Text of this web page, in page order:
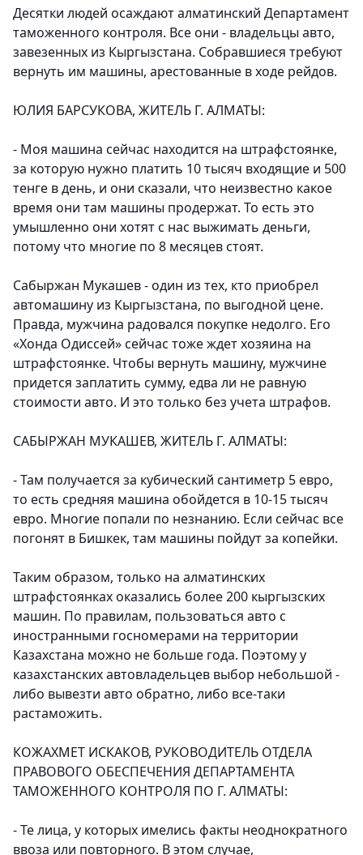
Десятки людей осаждают алматинский Департамент
таможенного контроля. Все они - владельцы авто,
завезенных из Кыргызстана. Собравшиеся требуют
вернуть им машины, арестованные в ходе рейдов.
ЮЛИЯ БАРСУКОВА, ЖИТЕЛЬ Г. АЛМАТЫ:
- Моя машина сейчас находится на штрафстоянке,
за которую нужно платить 10 тысяч входящие и 500
тенге в день, и они сказали, что неизвестно какое
время они там машины продержат. То есть это
умышленно они хотят с нас выжимать деньги,
потому что многие по 8 месяцев стоят.
Сабыржан Мукашев - один из тех, кто приобрел
автомашину из Кыргызстана, по выгодной цене.
Правда, мужчина радовался покупке недолго. Его
«Хонда Одиссей» сейчас тоже ждет хозяина на
штрафстоянке. Чтобы вернуть машину, мужчине
придется заплатить сумму, едва ли не равную
стоимости авто. И это только без учета штрафов.
САБЫРЖАН МУКАШЕВ, ЖИТЕЛЬ Г. АЛМАТЫ:
- Там получается за кубический сантиметр 5 евро,
то есть средняя машина обойдется в 10-15 тысяч
евро. Многие попали по незнанию. Если сейчас все
погонят в Бишкек, там машины пойдут за копейки.
Таким образом, только на алматинских
штрафстоянках оказались более 200 кыргызских
машин. По правилам, пользоваться авто с
иностранными госномерами на территории
Казахстана можно не больше года. Поэтому у
казахстанских автовладельцев выбор небольшой -
либо вывезти авто обратно, либо все-таки
растаможить.
КОЖАХМЕТ ИСКАКОВ, РУКОВОДИТЕЛЬ ОТДЕЛА
ПРАВОВОГО ОБЕСПЕЧЕНИЯ ДЕПАРТАМЕНТА
ТАМОЖЕННОГО КОНТРОЛЯ ПО Г. АЛМАТЫ:
- Те лица, у которых имелись факты неоднократного
ввоза или повторного. В этом случае,